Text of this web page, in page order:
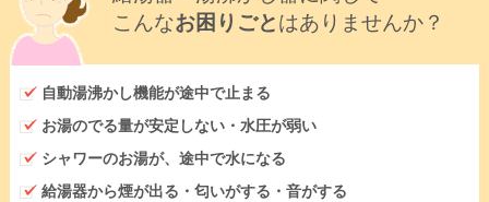
こんなお困りごとはありませんか？
自動湯沸かし機能が途中で止まる
お湯のでる量が安定しない・水圧が弱い
シャワーのお湯が、途中で水になる
給湯器から煙が出る・匂いがする・音がする